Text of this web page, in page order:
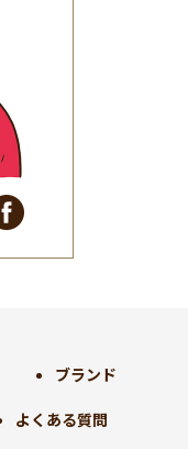
ブランド
よくある質問